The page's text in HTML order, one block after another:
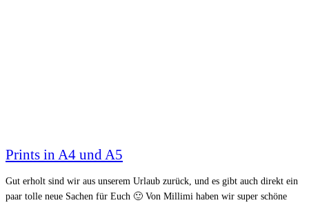
Prints in A4 und A5
Gut erholt sind wir aus unserem Urlaub zurück, und es gibt auch direkt ein
paar tolle neue Sachen für Euch 🙂 Von Millimi haben wir super schöne